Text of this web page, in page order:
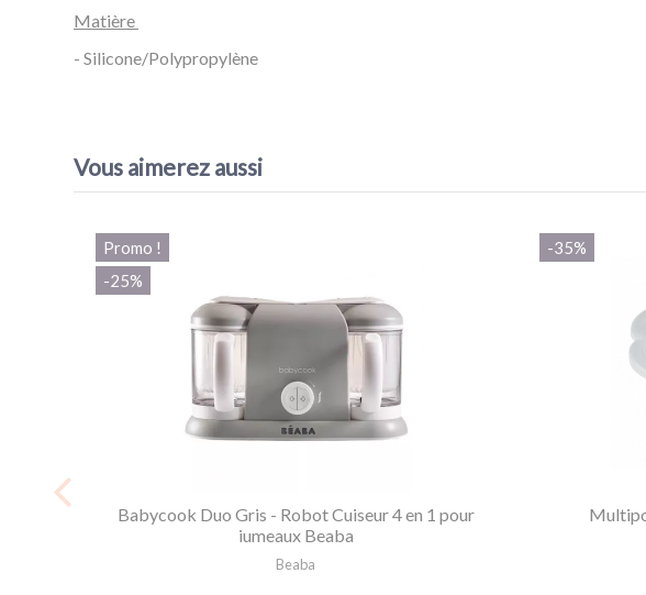
Matière
- Silicone/Polypropylène
Vous aimerez aussi
Promo !
-25%
Babycook Duo Gris - Robot Cuiseur 4 en 1 pour
jumeaux Beaba
Beaba
-35%